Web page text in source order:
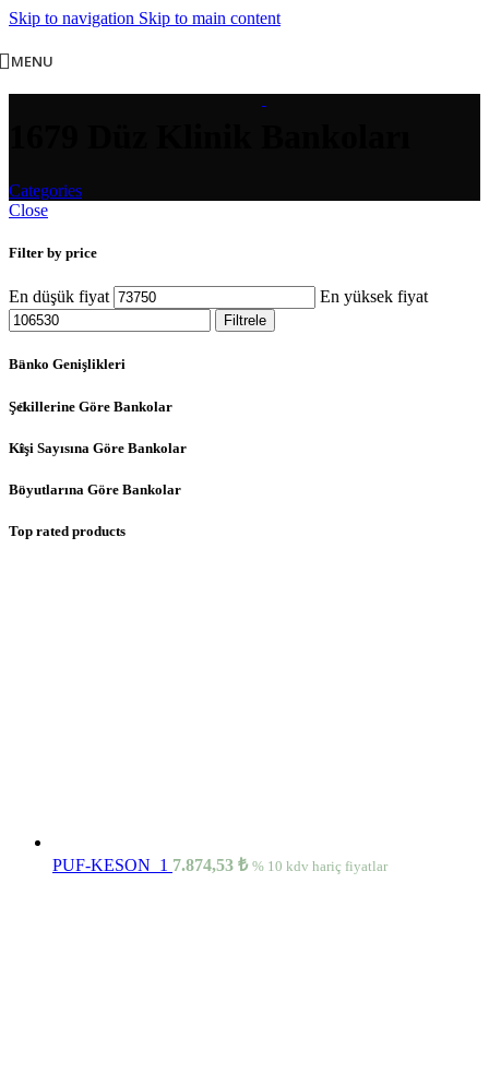
Skip to navigation Skip to main content
MENU
Categories
Close
Filter by price
En düşük fiyat En yüksek fiyat
Filtrele
Banko Genişlikleri
Şekillerine Göre Bankolar
Kişi Sayısına Göre Bankolar
Boyutlarına Göre Bankolar
Top rated products
PUF-KESON_1 7.874,53 ₺ % 10 kdv hariç fiyatlar